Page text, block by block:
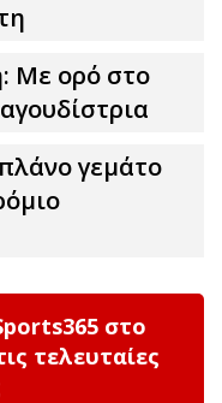
Με ορό στο
γεμάτο
στο
τελευταίες